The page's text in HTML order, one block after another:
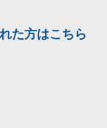
た方はこちら